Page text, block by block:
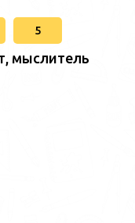
5
мыслитель